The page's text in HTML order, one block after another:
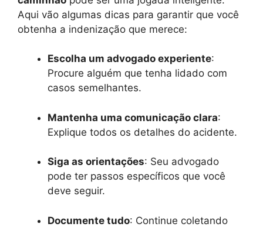
Aqui vão algumas dicas para garantir que você
obtenha a indenização que merece:
Escolha um advogado experiente:
Procure alguém que tenha lidado com
casos semelhantes.
Mantenha uma comunicação clara:
Explique todos os detalhes do acidente.
Siga as orientações: Seu advogado
pode ter passos específicos que você
deve seguir.
Documente tudo: Continue coletando